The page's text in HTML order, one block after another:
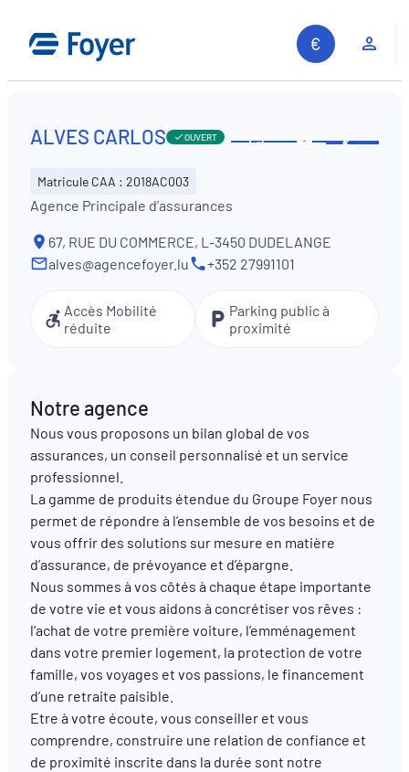
contenu
Recherche sur le site
FRENDE
ALVES CARLOS OUVERT
Matricule CAA : 2018AC003
Agence Principale d’assurances
67, RUE DU COMMERCE, L-3450 DUDELANGE
alves@agencefoyer.lu
+352 27991101
Accès Mobilité
réduite
Parking public à
proximité
Notre agence
Nous vous proposons un bilan global de vos
assurances, un conseil personnalisé et un service
professionnel.
La gamme de produits étendue du Groupe Foyer nous
permet de répondre à l’ensemble de vos besoins et de
vous offrir des solutions sur mesure en matière
d’assurance, de prévoyance et d’épargne.
Nous sommes à vos côtés à chaque étape importante
de votre vie et vous aidons à concrétiser vos rêves :
l’achat de votre première voiture, l’emménagement
dans votre premier logement, la protection de votre
famille, vos voyages et vos passions, le financement
d’une retraite paisible.
Etre à votre écoute, vous conseiller et vous
comprendre, construire une relation de confiance et
de proximité inscrite dans la durée sont notre